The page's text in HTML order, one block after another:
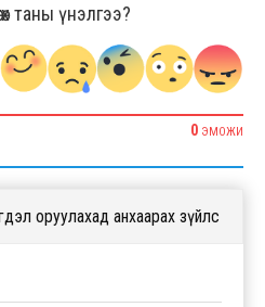
таны үнэлгээ?
0 ЭМОЖИ
оруулахад анхаарах зүйлс